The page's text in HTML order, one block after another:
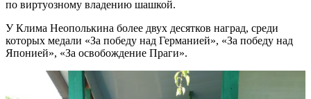
по виртуозному владению шашкой.
У Клима Неополькина более двух десятков наград, среди
которых медали «За победу над Германией», «За победу над
Японией», «За освобождение Праги».